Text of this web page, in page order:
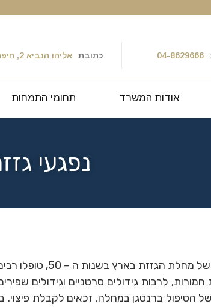
04-8629666 כתובת אליהו הנביא 2, חיפה
אודות המשרד תחומי התמחות
נפגעי
בעקבות התפרצותה
הטיפול ברנטגן במחלה, זכאים לקבלת פיצוי.